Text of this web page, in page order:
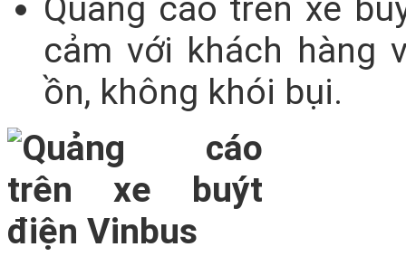
Quảng cáo trên xe
cảm với khách hàng
ồn, không khói bụi.